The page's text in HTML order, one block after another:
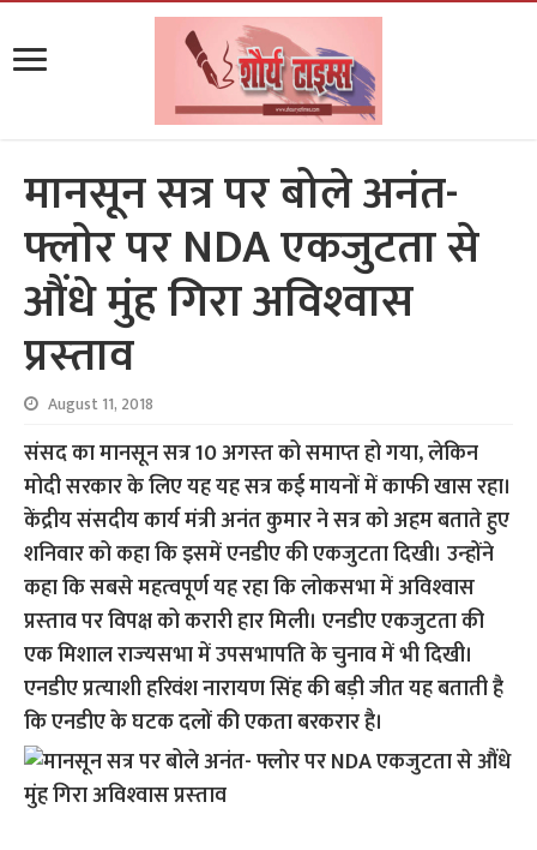
मानसून सत्र पर बोले अनंत-
फ्लाेर पर NDA एकजुटता से
औंधे मुंह गिरा अविश्‍वास
प्रस्‍ताव
August 11, 2018
संसद का मानसून सत्र 10 अगस्‍त को समाप्‍त हो गया, लेकिन
मोदी सरकार के लिए यह यह सत्र कई मायनों में काफी खास रहा।
केंद्रीय संसदीय कार्य मंत्री अनंत कुमार ने सत्र को अहम बताते हुए
शनिवार को कहा कि इसमें एनडीए की एकजुटता दिखी। उन्‍होंने
कहा कि सबसे महत्‍वपूर्ण यह रहा कि लोकसभा में अविश्‍वास
प्रस्‍ताव पर विपक्ष को करारी हार मिली। एनडीए एकजुटता की
एक मिशाल राज्‍यसभा में उपसभापति के चुनाव में भी दिखी।
एनडीए प्रत्‍याशी हरिवंश नारायण सिंह की बड़ी जीत यह बताती है
कि एनडीए के घटक दलों की एकता बरकरार है।